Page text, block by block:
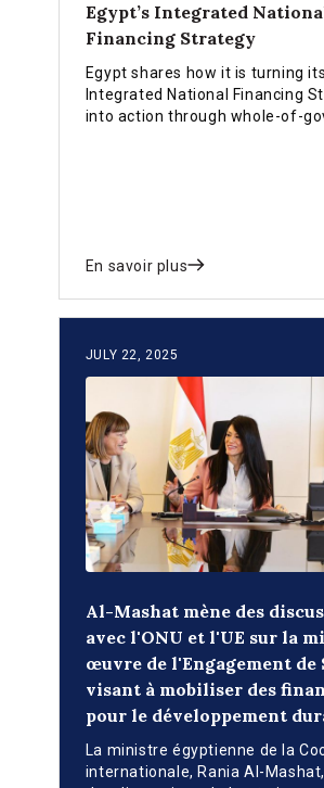
Egypt’s Integrated
Financing Strategy
Egypt shares how it is turning its
Integrated National Financing
into action through whole-of-
En savoir plus
JULY 22, 2025
Al-Mashat mène des
avec l'ONU et l'UE sur la
œuvre de l'Engagement de
visant à mobiliser des
pour le développement
La ministre égyptienne de la
internationale, Rania Al-